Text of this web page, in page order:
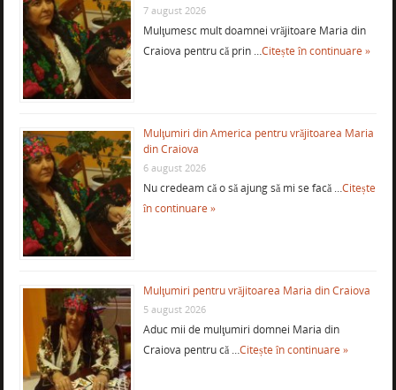
7 august 2026
Mulţumesc mult doamnei vrăjitoare Maria din
Craiova pentru că prin …Citește în continuare »
Mulţumiri din America pentru vrăjitoarea Maria
din Craiova
6 august 2026
Nu credeam că o să ajung să mi se facă …Citește
în continuare »
Mulţumiri pentru vrăjitoarea Maria din Craiova
5 august 2026
Aduc mii de mulţumiri domnei Maria din
Craiova pentru că …Citește în continuare »